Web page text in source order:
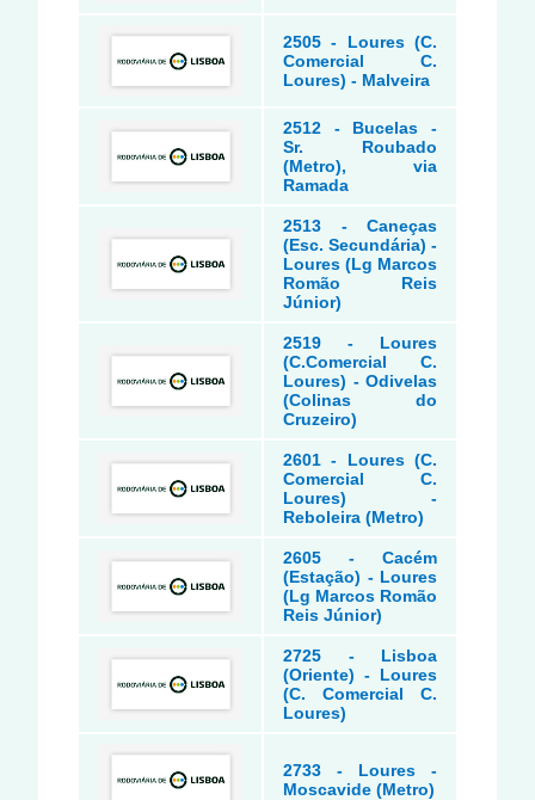
2505 - Loures (C.
Comercial C.
Loures) - Malveira
2512 - Bucelas -
Sr. Roubado
(Metro), via
Ramada
2513 - Caneças
(Esc. Secundária) -
Loures (Lg Marcos
Romão Reis
Júnior)
2519 - Loures
(C.Comercial C.
Loures) - Odivelas
(Colinas do
Cruzeiro)
2601 - Loures (C.
Comercial C.
Loures) -
Reboleira (Metro)
2605 - Cacém
(Estação) - Loures
(Lg Marcos Romão
Reis Júnior)
2725 - Lisboa
(Oriente) - Loures
(C. Comercial C.
Loures)
2733 - Loures -
Moscavide (Metro)